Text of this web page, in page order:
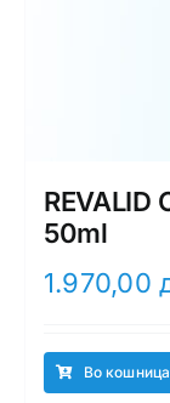
REVALID
50ml
1.970,00
Во кошница